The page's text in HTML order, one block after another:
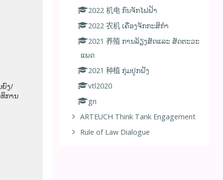
ຍົງ/
ການ
2022 机电 ກົນຈັກໄຟຟ້າ
2022 农机 ເຄື່ອງຈັກກະສິກໍາ
2021 养殖 ການລ້ຽງສັດແລະ ສັດຕະວະ
ແພດ
2021 种植 ກຸ່ມປູກຝັງ
vtl2020
gn
ARTEUCH Think Tank Engagement
Rule of Law Dialogue